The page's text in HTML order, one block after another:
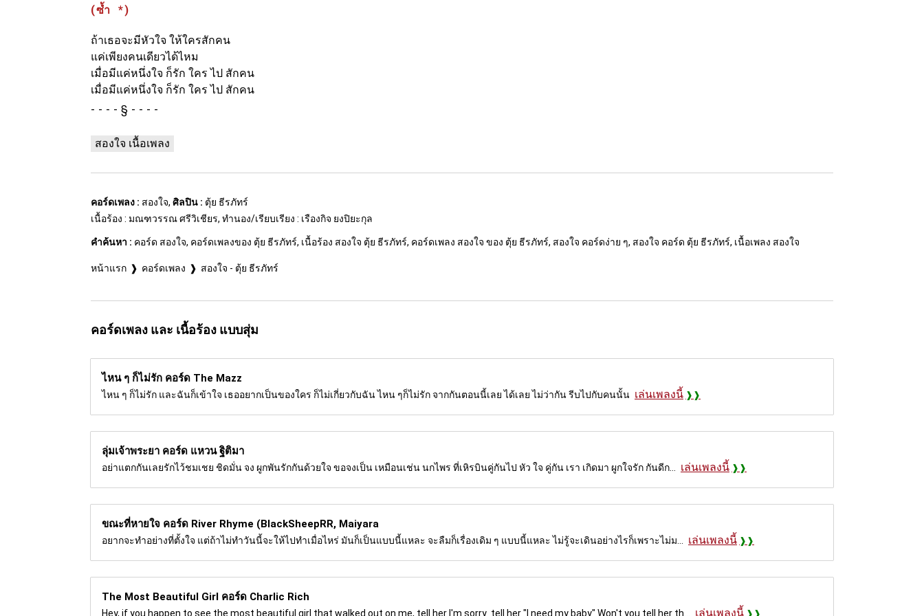
(ซ้ำ *)
ถ้าเธอจะมีหัวใจ ให้ใครสักคน
แค่เพียงคนเดียวได้ไหม
เมื่อมีแค่หนึ่งใจ ก็รัก ใคร ไป สักคน
เมื่อมีแค่หนึ่งใจ ก็รัก ใคร ไป สักคน
§
สองใจ เนื้อเพลง
คอร์ดเพลง : สองใจ, ศิลปิน : ตุ้ย ธีรภัทร์
เนื้อร้อง : มณฑวรรณ ศรีวิเชียร, ทำนอง/เรียบเรียง : เรืองกิจ ยงปิยะกุล
คำค้นหา : คอร์ด สองใจ, คอร์ดเพลงของ ตุ้ย ธีรภัทร์, เนื้อร้อง สองใจ ตุ้ย ธีรภัทร์, คอร์ดเพลง สองใจ ของ ตุ้ย ธีรภัทร์, สองใจ คอร์ดง่าย ๆ, สองใจ คอร์ด ตุ้ย ธีรภัทร์, เนื้อเพลง สองใจ
หน้าแรก คอร์ดเพลง สองใจ - ตุ้ย ธีรภัทร์
คอร์ดเพลง และ เนื้อร้อง แบบสุ่ม
ไหน ๆ ก็ไม่รัก คอร์ด The Mazz
ไหน ๆ ก็ไม่รัก และฉันก็เข้าใจ เธออยากเป็นของใคร ก็ไม่เกี่ยวกับฉัน ไหน ๆก็ไม่รัก จากกันตอนนี้เลย ได้เลย ไม่ว่ากัน รีบไปกับคนนั้น เล่นเพลงนี้
ลุ่มเจ้าพระยา คอร์ด แหวน ฐิติมา
อย่าแตกกันเลยรักไว้ชมเชย ชิดมั่น จง ผูกพันรักกันด้วยใจ ขอจงเป็น เหมือนเช่น นกไพร ที่เหิรบินคู่กันไป หัว ใจ คู่กัน เรา เกิดมา ผูกใจรัก กันดีก... เล่นเพลงนี้
ขณะที่หายใจ คอร์ด River Rhyme (BlackSheepRR, Maiyara
อยากจะทำอย่างที่ตั้งใจ แต่ถ้าไม่ทำวันนี้จะให้ไปทำเมื่อไหร่ มันก็เป็นแบบนี้แหละ จะลืมก็เรื่องเดิม ๆ แบบนี้แหละ ไม่รู้จะเดินอย่างไรก็เพราะไม่ม... เล่นเพลงนี้
The Most Beautiful Girl คอร์ด Charlic Rich
Hey, if you happen to see the most beautiful girl that walked out on me, tell her I'm sorry tell her "I need my baby" Won't you tell her th... เล่นเพลงนี้